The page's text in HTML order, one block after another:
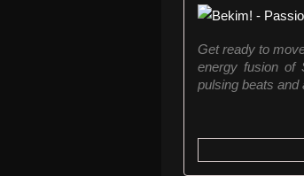
Get ready to
energy fusion of
pulsing beats and